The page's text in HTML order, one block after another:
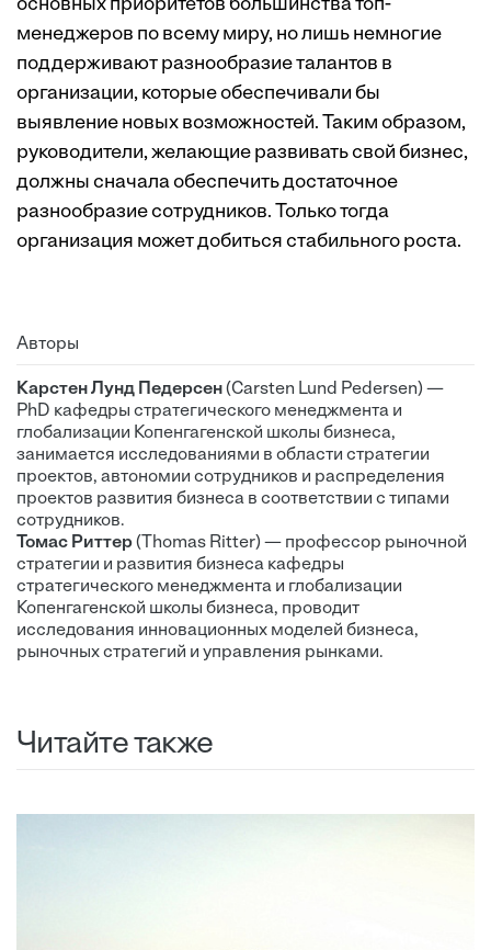
основных приоритетов большинства топ-
менеджеров по всему миру, но лишь немногие
поддерживают разнообразие талантов в
организации, которые обеспечивали бы
выявление новых возможностей. Таким образом,
руководители, желающие развивать свой бизнес,
должны сначала обеспечить достаточное
разнообразие сотрудников. Только тогда
организация может добиться стабильного роста.
Авторы
Карстен Лунд Педерсен(Carsten Lund Pedersen) —
PhD кафедры стратегического менеджмента и
глобализации Копенгагенской школы бизнеса,
занимается исследованиями в области стратегии
проектов, автономии сотрудников и распределения
проектов развития бизнеса в соответствии с типами
сотрудников.
Томас Риттер(Thomas Ritter) — профессор рыночной
стратегии и развития бизнеса кафедры
стратегического менеджмента и глобализации
Копенгагенской школы бизнеса, проводит
исследования инновационных моделей бизнеса,
рыночных стратегий и управления рынками.
Читайте также